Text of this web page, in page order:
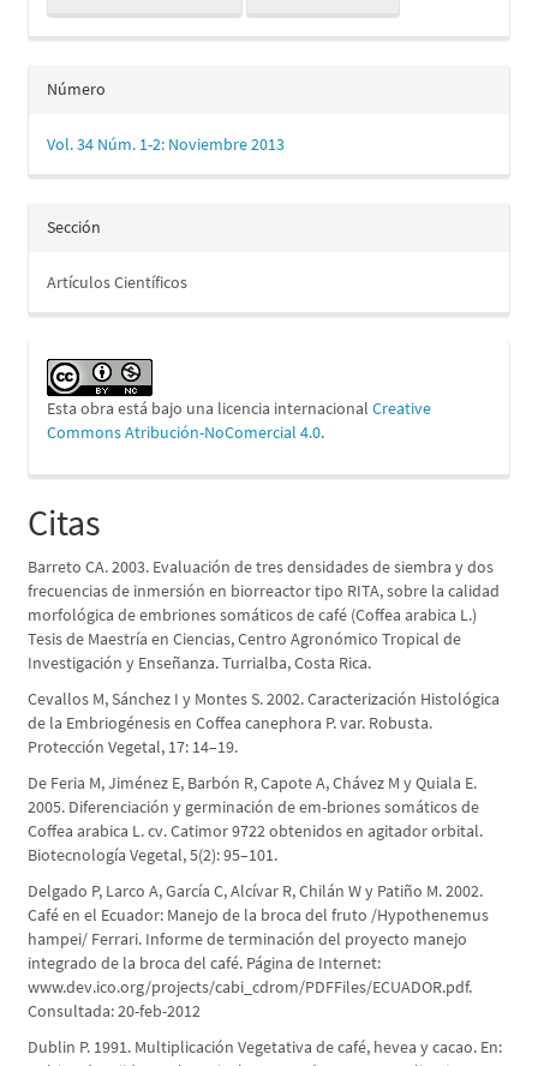
Número
Vol. 34 Núm. 1-2: Noviembre 2013
Sección
Artículos Científicos
Esta obra está bajo una licencia internacionalCreative
Commons Atribución-NoComercial 4.0.
Citas
Barreto CA. 2003. Evaluación de tres densidades de siembra y dos
frecuencias de inmersión en biorreactor tipo RITA, sobre la calidad
morfológica de embriones somáticos de café (Coffea arabica L.)
Tesis de Maestría en Ciencias, Centro Agronómico Tropical de
Investigación y Enseñanza. Turrialba, Costa Rica.
Cevallos M, Sánchez I y Montes S. 2002. Caracterización Histológica
de la Embriogénesis en Coffea canephora P. var. Robusta.
Protección Vegetal, 17: 14–19.
De Feria M, Jiménez E, Barbón R, Capote A, Chávez M y Quiala E.
2005. Diferenciación y germinación de em-briones somáticos de
Coffea arabica L. cv. Catimor 9722 obtenidos en agitador orbital.
Biotecnología Vegetal, 5(2): 95–101.
Delgado P, Larco A, García C, Alcívar R, Chilán W y Patiño M. 2002.
Café en el Ecuador: Manejo de la broca del fruto /Hypothenemus
hampei/ Ferrari. Informe de terminación del proyecto manejo
integrado de la broca del café. Página de Internet:
www.dev.ico.org/projects/cabi_cdrom/PDFFiles/ECUADOR.pdf.
Consultada: 20-feb-2012
Dublin P. 1991. Multiplicación Vegetativa de café, hevea y cacao. En: